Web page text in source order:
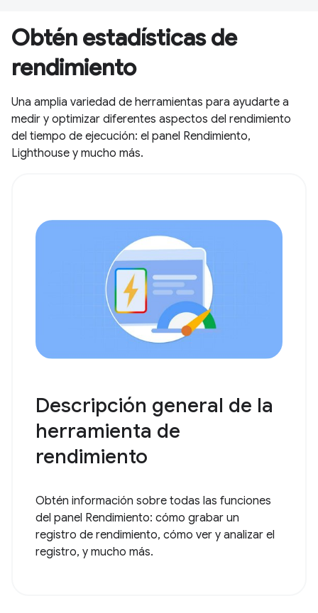
Obtén estadísticas de
rendimiento
Una amplia variedad de herramientas para ayudarte a
medir y optimizar diferentes aspectos del rendimiento
del tiempo de ejecución: el panel Rendimiento,
Lighthouse y mucho más.
Descripción general de la
herramienta de
rendimiento
Obtén información sobre todas las funciones
del panel Rendimiento: cómo grabar un
registro de rendimiento, cómo ver y analizar el
registro, y mucho más.